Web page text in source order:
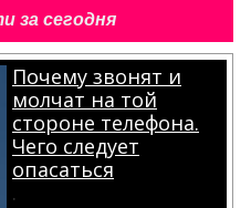
за сегодня
Почему звонят и
молчат на той
стороне телефона.
Чего следует
опасаться
.